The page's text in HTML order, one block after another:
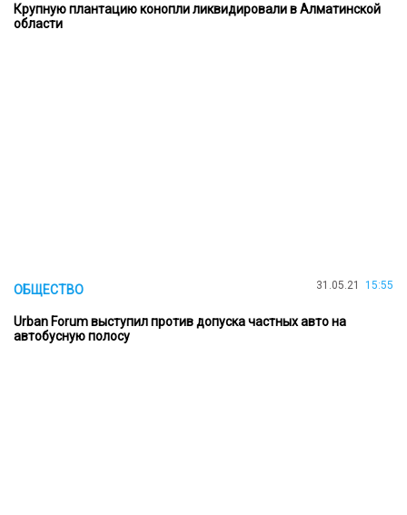
Крупную плантацию конопли ликвидировали в Алматинской
области
ОБЩЕСТВО 31.05.21 15:55
Urban Forum выступил против допуска частных авто на
автобусную полосу